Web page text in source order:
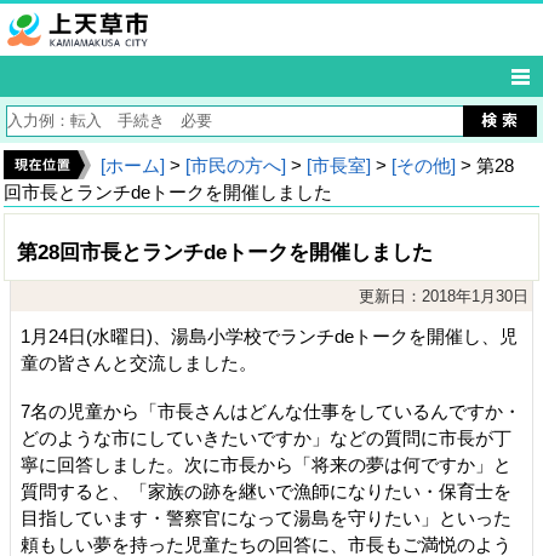
[ホーム] > [市民の方へ] > [市長室] > [その他] > 第28
回市長とランチdeトークを開催しました
第28回市長とランチdeトークを開催しました
更新日：2018年1月30日
1月24日(水曜日)、湯島小学校でランチdeトークを開催し、児
童の皆さんと交流しました。
7名の児童から「市長さんはどんな仕事をしているんですか・
どのような市にしていきたいですか」などの質問に市長が丁
寧に回答しました。次に市長から「将来の夢は何ですか」と
質問すると、「家族の跡を継いで漁師になりたい・保育士を
目指しています・警察官になって湯島を守りたい」といった
頼もしい夢を持った児童たちの回答に、市長もご満悦のよう